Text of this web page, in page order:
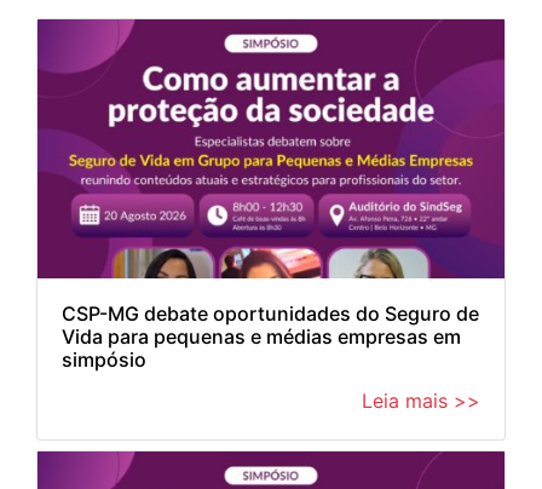
CSP-MG debate oportunidades do Seguro de
Vida para pequenas e médias empresas em
simpósio
Leia mais >>